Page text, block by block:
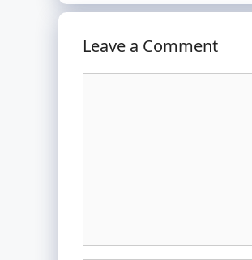
Leave a Comment